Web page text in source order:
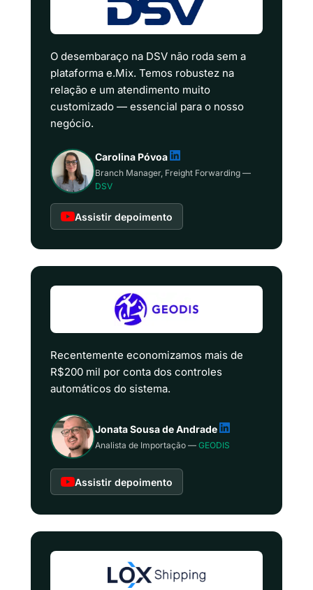
O desembaraço na DSV não roda sem a
plataforma e.Mix. Temos robustez na
relação e um atendimento muito
customizado — essencial para o nosso
negócio.
Carolina Póvoa
Branch Manager, Freight Forwarding —
DSV
Assistir depoimento
Recentemente economizamos mais de
R$200 mil por conta dos controles
automáticos do sistema.
Jonata Sousa de Andrade
Analista de Importação — GEODIS
Assistir depoimento